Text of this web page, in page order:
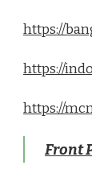
https://
https://
https://
Front